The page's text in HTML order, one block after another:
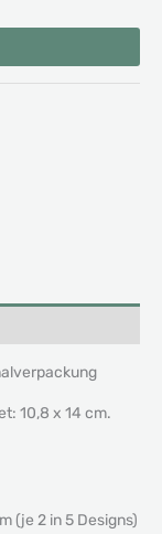
10,8 x 14 cm.
(je 2 in 5 Designs)